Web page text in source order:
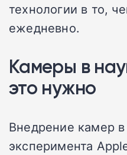
технологии в то,
ежедневно.
Камеры в
это нужно
Внедрение камер
эксперимента